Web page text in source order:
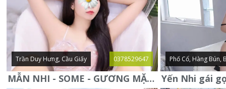
Trần Duy Hưng, Cầu Giấy 0378529647
MẪN NHI - SOME - GƯƠNG MẶT XINH XẮN -CỰC CHIỀU KHÁCH
Phố Cổ, Hàng Bún,